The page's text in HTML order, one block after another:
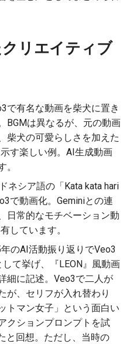
2026-05-20
2026-05-19
2026-05-17
2026-05-16
2026-05-15
2026-05-14
2026-05-13
2025-11-04
2025-11-03
2025-11-01
2025-10-31
2025-10-30
2025-10-29
2025-10-28
2026-05-20
2026-05-19
2026-05-17
2026-05-16
2026-05-15
2026-05-14
2026-05-13
2025-11-04
2025-11-03
2025-11-01
2025-10-31
2025-10-30
2025-10-29
2025-10-28
2026-05-17
2026-05-16
2026-05-14
2026-05-13
2026-05-12
2026-05-11
2026-05-10
2025-11-04
2025-11-03
2025-11-01
2025-10-31
2025-10-30
2025-10-29
2025-10-28
2026-05-20
2026-05-18
リエイティブ
で有名な動画を柴犬に置き
BGMは異なるが、元の動画
柴犬の可愛らしさを加えた
す楽しい例。AI生成動画
。
ネシア語の「Kata kata hari
で動画化。Geminiとの連
日常的なモチベーション動
しています。
のAI活動振り返りでVeo3
て挙げ、『LEON』風動画
細に記述。Veo3で二人が
が、セリフが入れ替わり
トマン女子」という面白い
クションプロンプトを試
と回想。ただし、当時の